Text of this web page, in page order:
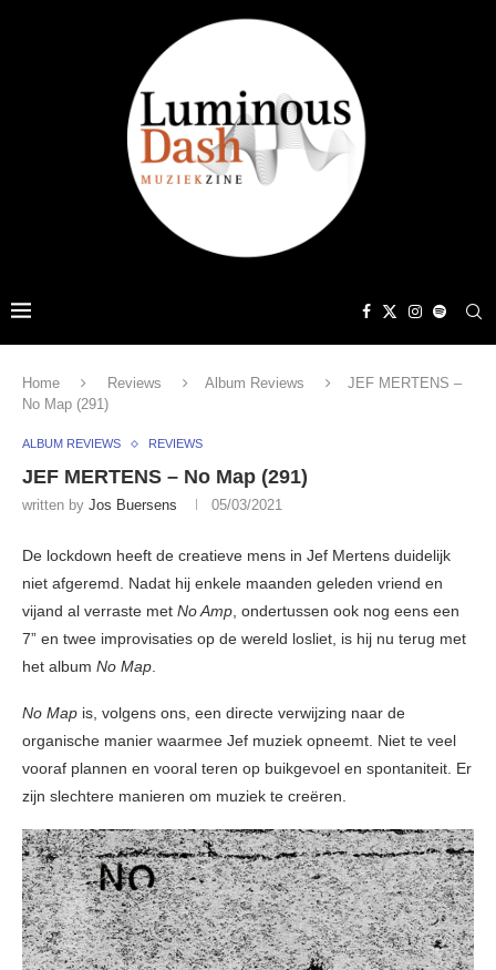
Home Reviews Album Reviews
JEF MERTENS –
No Map (291)
ALBUM REVIEWS REVIEWS
JEF MERTENS – No Map (291)
written by Jos Buersens 05/03/2021
De lockdown heeft de creatieve mens in Jef Mertens duidelijk
niet afgeremd. Nadat hij enkele maanden geleden vriend en
vijand al verraste met No Amp, ondertussen ook nog eens een
7” en twee improvisaties op de wereld losliet, is hij nu terug met
het album No Map.
No Map is, volgens ons, een directe verwijzing naar de
organische manier waarmee Jef muziek opneemt. Niet te veel
vooraf plannen en vooral teren op buikgevoel en spontaniteit. Er
zijn slechtere manieren om muziek te creëren.